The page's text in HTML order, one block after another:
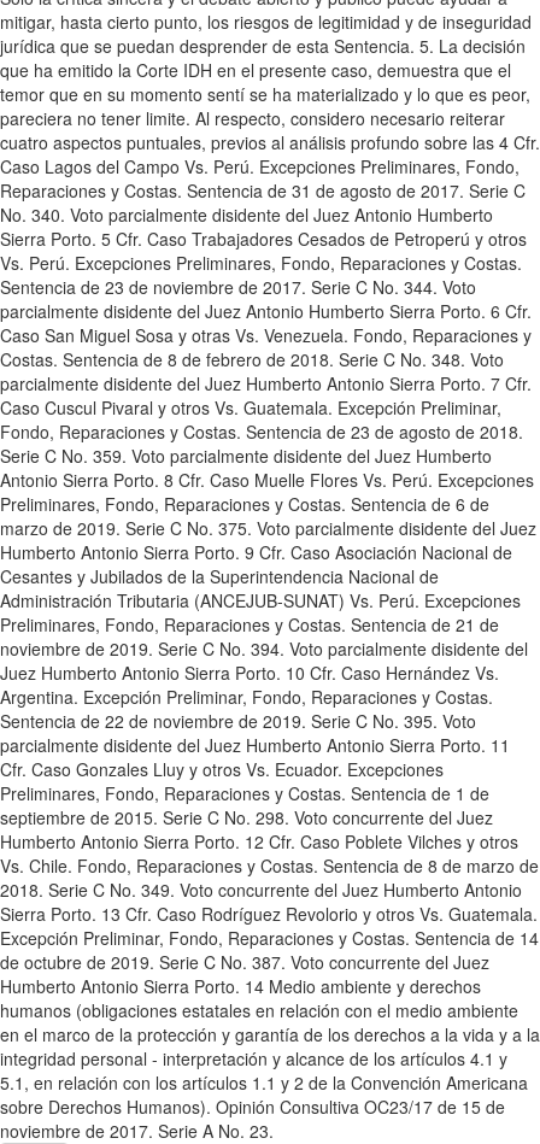
mitigar, hasta cierto punto, los riesgos de legitimidad y de inseguridad
jurídica que se puedan desprender de esta Sentencia. 5. La decisión
que ha emitido la Corte IDH en el presente caso, demuestra que el
temor que en su momento sentí se ha materializado y lo que es peor,
pareciera no tener limite. Al respecto, considero necesario reiterar
cuatro aspectos puntuales, previos al análisis profundo sobre las 4 Cfr.
Caso Lagos del Campo Vs. Perú. Excepciones Preliminares, Fondo,
Reparaciones y Costas. Sentencia de 31 de agosto de 2017. Serie C
No. 340. Voto parcialmente disidente del Juez Antonio Humberto
Sierra Porto. 5 Cfr. Caso Trabajadores Cesados de Petroperú y otros
Vs. Perú. Excepciones Preliminares, Fondo, Reparaciones y Costas.
Sentencia de 23 de noviembre de 2017. Serie C No. 344. Voto
parcialmente disidente del Juez Antonio Humberto Sierra Porto. 6 Cfr.
Caso San Miguel Sosa y otras Vs. Venezuela. Fondo, Reparaciones y
Costas. Sentencia de 8 de febrero de 2018. Serie C No. 348. Voto
parcialmente disidente del Juez Humberto Antonio Sierra Porto. 7 Cfr.
Caso Cuscul Pivaral y otros Vs. Guatemala. Excepción Preliminar,
Fondo, Reparaciones y Costas. Sentencia de 23 de agosto de 2018.
Serie C No. 359. Voto parcialmente disidente del Juez Humberto
Antonio Sierra Porto. 8 Cfr. Caso Muelle Flores Vs. Perú. Excepciones
Preliminares, Fondo, Reparaciones y Costas. Sentencia de 6 de
marzo de 2019. Serie C No. 375. Voto parcialmente disidente del Juez
Humberto Antonio Sierra Porto. 9 Cfr. Caso Asociación Nacional de
Cesantes y Jubilados de la Superintendencia Nacional de
Administración Tributaria (ANCEJUB-SUNAT) Vs. Perú. Excepciones
Preliminares, Fondo, Reparaciones y Costas. Sentencia de 21 de
noviembre de 2019. Serie C No. 394. Voto parcialmente disidente del
Juez Humberto Antonio Sierra Porto. 10 Cfr. Caso Hernández Vs.
Argentina. Excepción Preliminar, Fondo, Reparaciones y Costas.
Sentencia de 22 de noviembre de 2019. Serie C No. 395. Voto
parcialmente disidente del Juez Humberto Antonio Sierra Porto. 11
Cfr. Caso Gonzales Lluy y otros Vs. Ecuador. Excepciones
Preliminares, Fondo, Reparaciones y Costas. Sentencia de 1 de
septiembre de 2015. Serie C No. 298. Voto concurrente del Juez
Humberto Antonio Sierra Porto. 12 Cfr. Caso Poblete Vilches y otros
Vs. Chile. Fondo, Reparaciones y Costas. Sentencia de 8 de marzo de
2018. Serie C No. 349. Voto concurrente del Juez Humberto Antonio
Sierra Porto. 13 Cfr. Caso Rodríguez Revolorio y otros Vs. Guatemala.
Excepción Preliminar, Fondo, Reparaciones y Costas. Sentencia de 14
de octubre de 2019. Serie C No. 387. Voto concurrente del Juez
Humberto Antonio Sierra Porto. 14 Medio ambiente y derechos
humanos (obligaciones estatales en relación con el medio ambiente
en el marco de la protección y garantía de los derechos a la vida y a la
integridad personal - interpretación y alcance de los artículos 4.1 y
5.1, en relación con los artículos 1.1 y 2 de la Convención Americana
sobre Derechos Humanos). Opinión Consultiva OC23/17 de 15 de
noviembre de 2017. Serie A No. 23.